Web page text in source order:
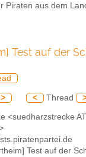
Piraten aus dem
Test auf der
> < Thread
<suedharzstrecke AT
Test auf der